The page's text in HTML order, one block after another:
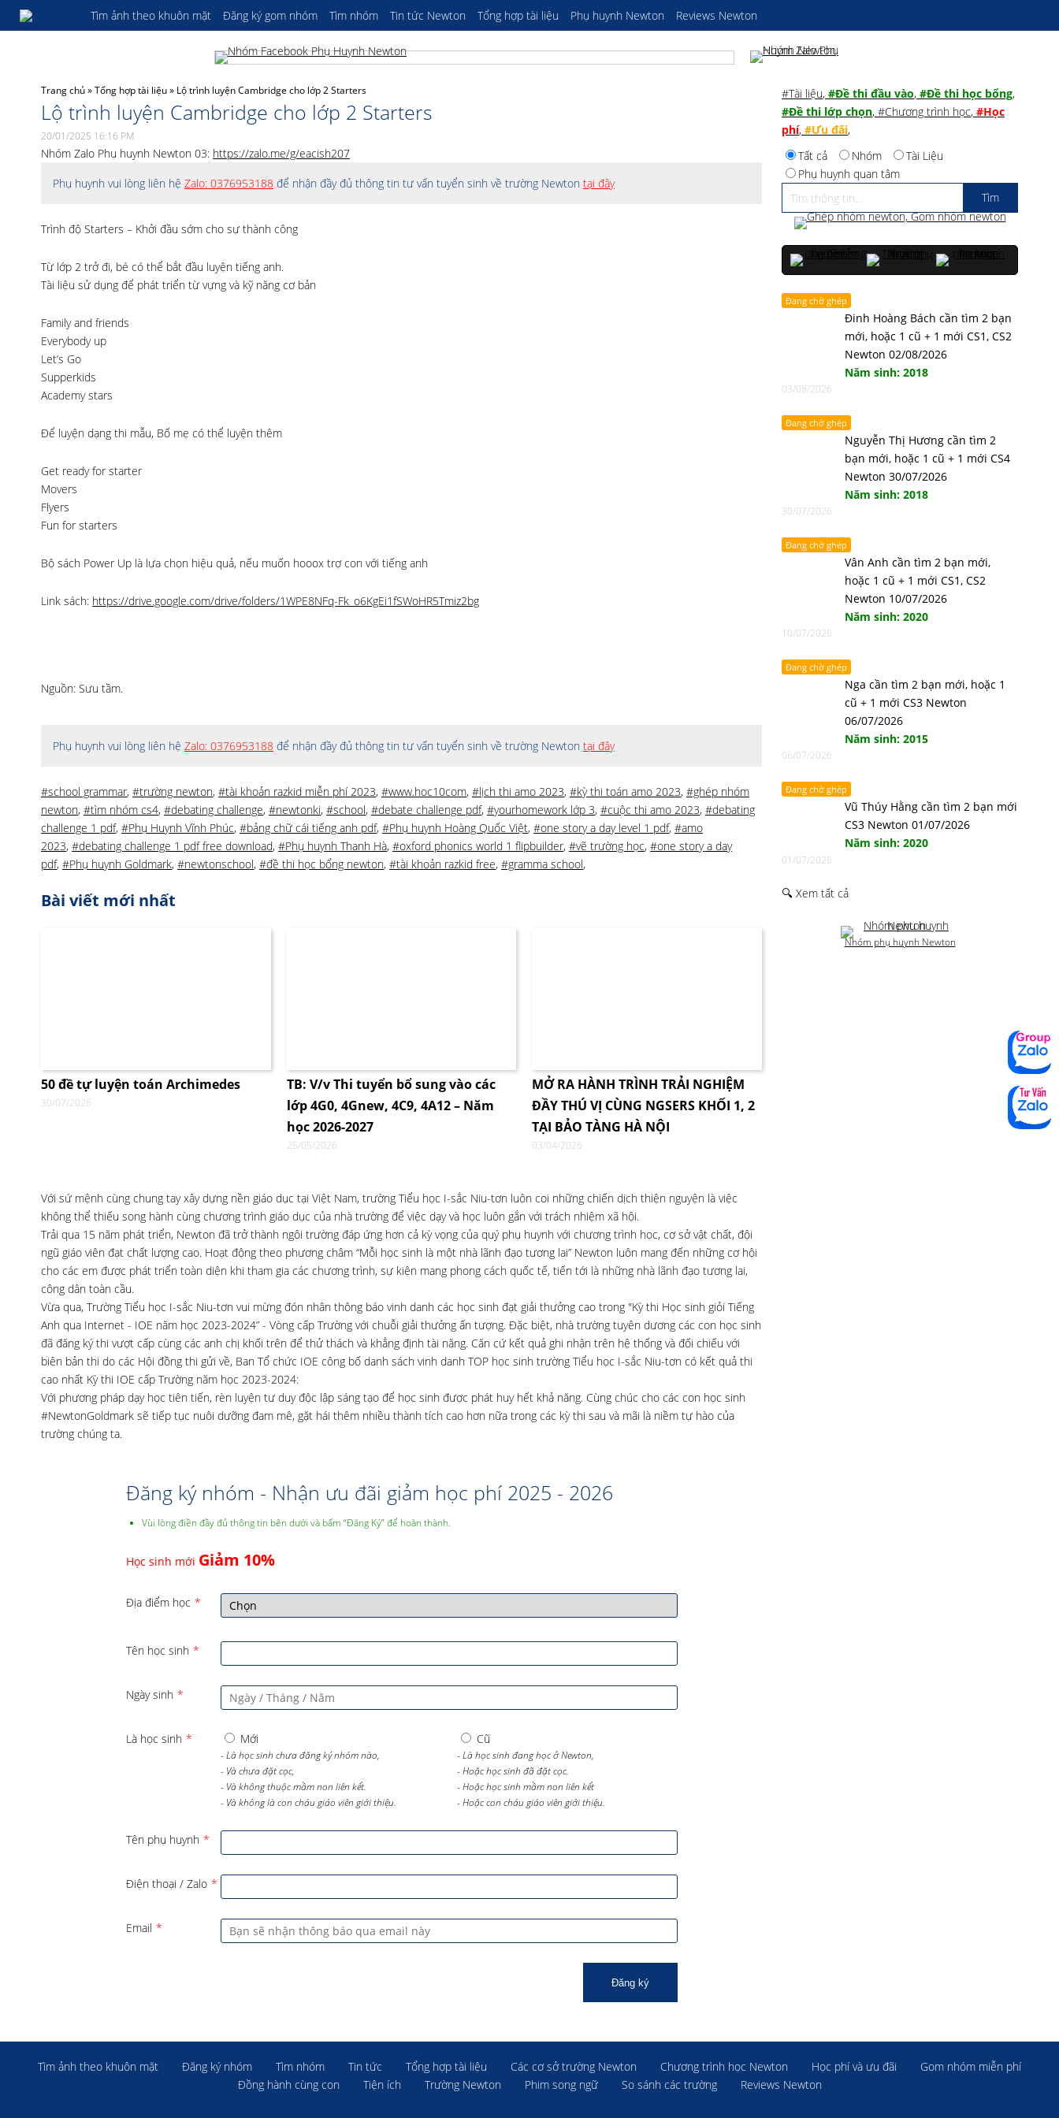
Tìm ảnh theo khuôn mặt Đăng ký gom nhóm Tìm nhóm Tin tức Newton Tổng hợp tài liệu Phụ huynh Newton Reviews Newton
Trang chủ»Tổng hợp tài liệu» Lộ trình luyện Cambridge cho lớp 2 Starters
Lộ trình luyện Cambridge cho lớp 2 Starters
20/01/2025 16:16 PM
Nhóm Zalo Phụ huynh Newton 03: https://zalo.me/g/eacish207
Phụ huynh vui lòng liên hệ Zalo: 0376953188 để nhận đầy đủ thông tin tư vấn tuyển sinh về trường Newton tại đây
Trình độ Starters – Khởi đầu sớm cho sự thành công
Từ lớp 2 trở đi, bé có thể bắt đầu luyện tiếng anh.
Tài liệu sử dụng để phát triển từ vựng và kỹ năng cơ bản
Family and friends
Everybody up
Let’s Go
Supperkids
Academy stars
Để luyện dạng thi mẫu, Bố mẹ có thể luyện thêm
Get ready for starter
Movers
Flyers
Fun for starters
Bộ sách Power Up là lựa chọn hiệu quả, nếu muốn hooox trợ con với tiếng anh
Link sách: https://drive.google.com/drive/folders/1WPE8NFq-Fk_o6KgEi1fSWoHR5Tmiz2bg
Nguồn: Sưu tầm.
Phụ huynh vui lòng liên hệ Zalo: 0376953188 để nhận đầy đủ thông tin tư vấn tuyển sinh về trường Newton tại đây
#school grammar, #trường newton, #tài khoản razkid miễn phí 2023, #www.hoc10com, #lịch thi amo 2023, #kỳ thi toán amo 2023, #ghép nhóm
newton, #tìm nhóm cs4, #debating challenge, #newtonki, #school, #debate challenge pdf, #yourhomework lớp 3, #cuộc thi amo 2023, #debating
challenge 1 pdf, #Phụ Huynh Vĩnh Phúc, #bảng chữ cái tiếng anh pdf, #Phụ huynh Hoàng Quốc Việt, #one story a day level 1 pdf, #amo
2023, #debating challenge 1 pdf free download, #Phụ huynh Thanh Hà, #oxford phonics world 1 flipbuilder, #vẽ trường học, #one story a day
pdf, #Phụ huynh Goldmark, #newtonschool, #đề thi học bổng newton, #tài khoản razkid free, #gramma school,
Bài viết mới nhất
50 đề tự luyện toán Archimedes
30/07/2026
TB: V/v Thi tuyển bổ sung vào các
lớp 4G0, 4Gnew, 4C9, 4A12 – Năm
học 2026-2027
25/05/2026
MỞ RA HÀNH TRÌNH TRẢI NGHIỆM
ĐẦY THÚ VỊ CÙNG NGSERS KHỐI 1, 2
TẠI BẢO TÀNG HÀ NỘI
03/04/2026
Với sứ mệnh cùng chung tay xây dựng nền giáo dục tại Việt Nam, trường Tiểu học I-sắc Niu-tơn luôn coi những chiến dịch thiện nguyện là việc
không thể thiếu song hành cùng chương trình giáo dục của nhà trường để việc dạy và học luôn gắn với trách nhiệm xã hội.
Trải qua 15 năm phát triển, Newton đã trở thành ngôi trường đáp ứng hơn cả kỳ vọng của quý phụ huynh với chương trình học, cơ sở vật chất, đội
ngũ giáo viên đạt chất lượng cao. Hoạt động theo phương châm “Mỗi học sinh là một nhà lãnh đạo tương lai” Newton luôn mang đến những cơ hội
cho các em được phát triển toàn diện khi tham gia các chương trình, sự kiện mang phong cách quốc tế, tiến tới là những nhà lãnh đạo tương lai,
công dân toàn cầu.
Vừa qua, Trường Tiểu học I-sắc Niu-tơn vui mừng đón nhân thông báo vinh danh các học sinh đạt giải thưởng cao trong "Kỳ thi Học sinh giỏi Tiếng
Anh qua Internet - IOE năm học 2023-2024” - Vòng cấp Trường với chuỗi giải thưởng ấn tượng. Đặc biệt, nhà trường tuyên dương các con học sinh
đã đăng ký thi vượt cấp cùng các anh chị khối trên để thử thách và khẳng định tài năng. Căn cứ kết quả ghi nhận trên hệ thống và đối chiếu với
biên bản thi do các Hội đồng thi gửi về, Ban Tổ chức IOE công bố danh sách vinh danh TOP học sinh trường Tiểu học I-sắc Niu-tơn có kết quả thi
cao nhất Kỳ thi IOE cấp Trường năm học 2023-2024:
Với phương pháp dạy học tiên tiến, rèn luyện tư duy độc lập sáng tạo để học sinh được phát huy hết khả năng. Cùng chúc cho các con học sinh
#NewtonGoldmark sẽ tiếp tục nuôi dưỡng đam mê, gặt hái thêm nhiều thành tích cao hơn nữa trong các kỳ thi sau và mãi là niềm tự hào của
trường chúng ta.
Đăng ký nhóm - Nhận ưu đãi giảm học phí 2025 - 2026
Vùi lòng điền đầy đủ thông tin bên dưới và bấm “Đăng Ký” để hoàn thành.
Học sinh mới Giảm 10%
Địa điểm học *
Tên học sinh *
Ngày sinh *
Là học sinh * Mới
- Là học sinh chưa đăng ký nhóm nào,
- Và chưa đặt cọc,
- Và không thuộc mầm non liên kết.
- Và không là con cháu giáo viên giới thiệu.
Cũ
- Là học sinh đang học ở Newton,
- Hoặc học sinh đã đặt cọc.
- Hoặc học sinh mầm non liên kết
- Hoặc con cháu giáo viên giới thiệu.
Tên phụ huynh *
Điện thoại / Zalo *
Email *
Đăng ký
#Tài liệu, #Đề thi đầu vào, #Đề thi học bổng,
#Đề thi lớp chọn, #Chương trình học, #Học
phí, #Ưu đãi,
Tất cả
Nhóm
Tài Liệu
Phụ huynh quan tâm
Đang chờ ghép
Đinh Hoàng Bách cần tìm 2 bạn
mới, hoặc 1 cũ + 1 mới CS1, CS2
Newton 02/08/2026
Năm sinh: 2018
03/08/2026
Đang chờ ghép
Nguyễn Thị Hương cần tìm 2
bạn mới, hoặc 1 cũ + 1 mới CS4
Newton 30/07/2026
Năm sinh: 2018
30/07/2026
Đang chờ ghép
Vân Anh cần tìm 2 bạn mới,
hoặc 1 cũ + 1 mới CS1, CS2
Newton 10/07/2026
Năm sinh: 2020
10/07/2026
Đang chờ ghép
Nga cần tìm 2 bạn mới, hoặc 1
cũ + 1 mới CS3 Newton
06/07/2026
Năm sinh: 2015
06/07/2026
Đang chờ ghép
Vũ Thúy Hằng cần tìm 2 bạn mới
CS3 Newton 01/07/2026
Năm sinh: 2020
01/07/2026
🔍 Xem tất cả
Nhóm phụ huynh Newton
Tìm ảnh theo khuôn mặt Đăng ký nhóm Tìm nhóm Tin tức Tổng hợp tài liệu Các cơ sở trường Newton Chương trình học Newton Học phí và ưu đãi
Gom nhóm miễn phí
Đồng hành cùng con
Tiện ích Trường Newton Phim song ngữ So sánh các trường Reviews Newton